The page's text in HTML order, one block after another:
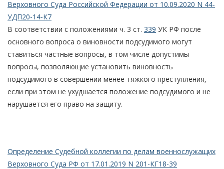
Верховного Суда Российской Федерации от 10.09.2020 N 44-
УДП20-14-К7
В соответствии с положениями ч. 3 ст. 339 УК РФ после
основного вопроса о виновности подсудимого могут
ставиться частные вопросы, в том числе допустимы
вопросы, позволяющие установить виновность
подсудимого в совершении менее тяжкого преступления,
если при этом не ухудшается положение подсудимого и не
нарушается его право на защиту.
Определение Судебной коллегии по делам военнослужащих
Верховного Суда РФ от 17.01.2019 N 201-КГ18-39